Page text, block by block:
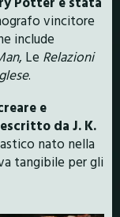
vincitore
include
, Le Relazioni
.
e
da J. K.
nato nella
tangibile per gli